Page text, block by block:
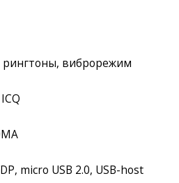
рингтоны, виброрежим
micro USB 2.0, USB-host